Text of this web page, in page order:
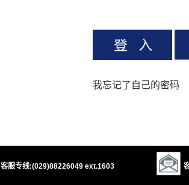
我忘记了自己的密码
客服专线:(029)88226049 ext.1603